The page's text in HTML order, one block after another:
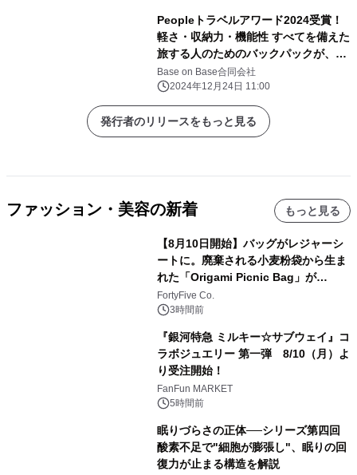
Peopleトラベルアワード2024受賞！
軽さ・収納力・機能性 すべてを備えた
旅する人のためのバックパックが、
「Makuake」にて目標金額の3000％
以上を達成
Base on Base合同会社
2024年12月24日 11:00
発行者のリリースをもっと見る
ファッション・美容の新着 もっと見る
【8月10日開始】バッグがレジャーシ
ートに。廃棄される小麦粉袋から生ま
れた「Origami Picnic Bag」が
Makuakeに登場
FortyFive Co.
3時間前
『銀河特急 ミルキー☆サブウェイ』コ
ラボジュエリー 第一弾 8/10（月）よ
り受注開始！
FanFun MARKET
5時間前
眠りづらさの正体──シリーズ第四回
酸素不足で"細胞が膨張し"、眠りの回
復力が止まる構造を解説